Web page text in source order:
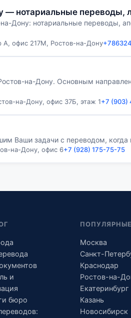
нотариальные переводы,
Дону: нотариальные переводы,
А, офис 217М, Ростов-на-Дону
на-Дону. Основным
на-Дону, офис 37Б, этаж 1+7 (903)
Ваши задачи с переводом,
на-Дону, офис 6+7 (928) 175-75-75
и
бюро
Москва
Санкт-
Краснодар
Ростов-на-
Екатеринбург
Казань
Новосибирск